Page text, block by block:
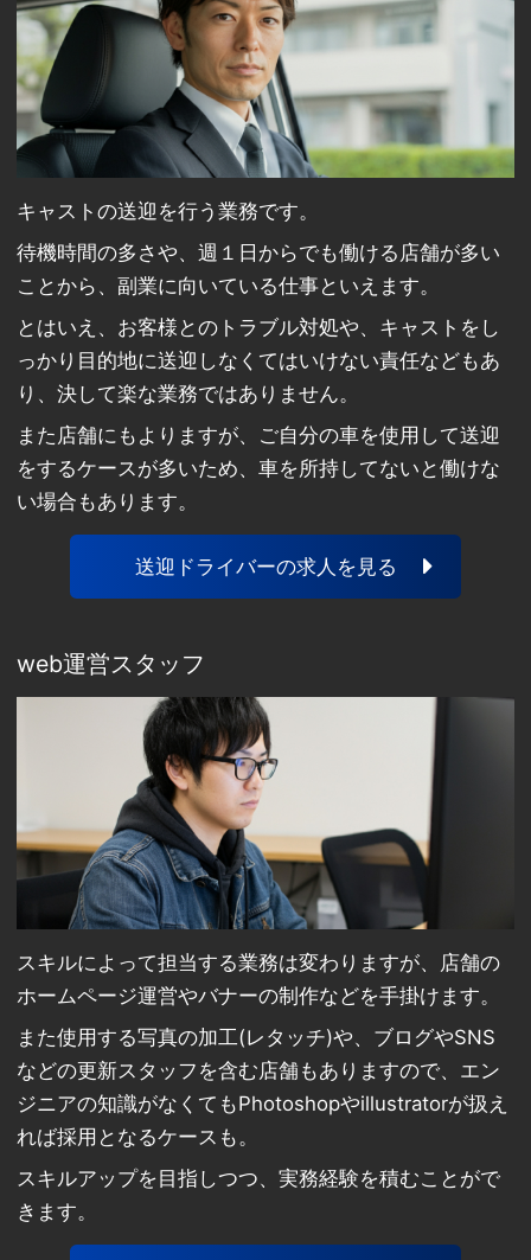
キャストの送迎を行う業務です。
待機時間の多さや、週１日からでも働ける店舗が多い
ことから、副業に向いている仕事といえます。
とはいえ、お客様とのトラブル対処や、キャストをし
っかり目的地に送迎しなくてはいけない責任などもあ
り、決して楽な業務ではありません。
また店舗にもよりますが、ご自分の車を使用して送迎
をするケースが多いため、車を所持してないと働けな
い場合もあります。
送迎ドライバーの求人を見る
web運営スタッフ
スキルによって担当する業務は変わりますが、店舗の
ホームページ運営やバナーの制作などを手掛けます。
また使用する写真の加工(レタッチ)や、ブログやSNS
などの更新スタッフを含む店舗もありますので、エン
ジニアの知識がなくてもPhotoshopやillustratorが扱え
れば採用となるケースも。
スキルアップを目指しつつ、実務経験を積むことがで
きます。